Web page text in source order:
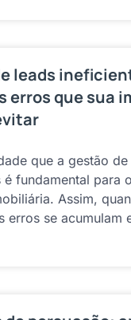
leads
erros que sua
que a gestão de
fundamental para
Assim,
erros se acumulam